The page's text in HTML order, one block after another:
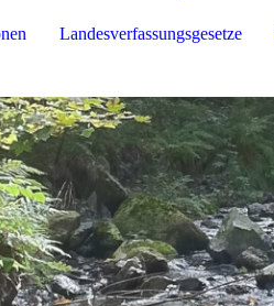
Landesverfassungsgesetze